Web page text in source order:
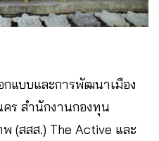
แบบและการพัฒนาเมือง
คร สำนักงานกองทุน
(สสส.) The Active และ